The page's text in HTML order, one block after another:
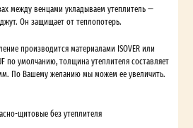
между венцами укладываем утеплитель —
Он защищает от теплопотерь.
производится материалами ISOVER или
по умолчанию, толщина утеплителя составляет
По Вашему желанию мы можем ее увеличить.
щитовые без утеплителя